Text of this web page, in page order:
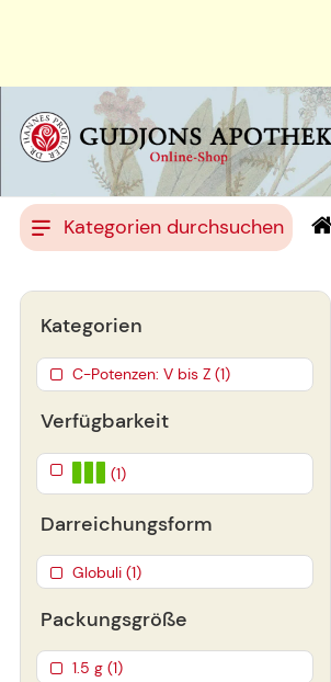
Kategorien durchsuchen
Verfügbarkeit
(1)
Darreichungsform
Globuli (1)
Packungsgröße
1.5 g (1)
Kategorien
C-Potenzen: V bis Z (1)